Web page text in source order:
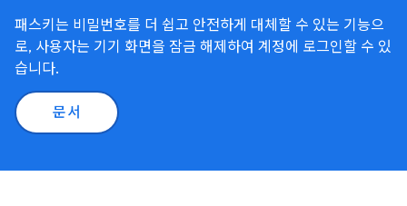
패스키는 비밀번호를 더 쉽고 안전하게 대체할 수 있는 기능으
로, 사용자는 기기 화면을 잠금 해제하여 계정에 로그인할 수 있
습니다.
문서